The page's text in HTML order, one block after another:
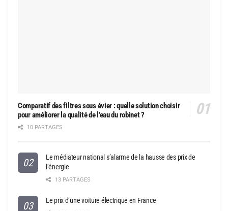
Comparatif des filtres sous évier : quelle solution choisir
pour améliorer la qualité de l’eau du robinet ?
10 PARTAGES
Le médiateur national s’alarme de la hausse des prix de
l’énergie
13 PARTAGES
Le prix d’une voiture électrique en France